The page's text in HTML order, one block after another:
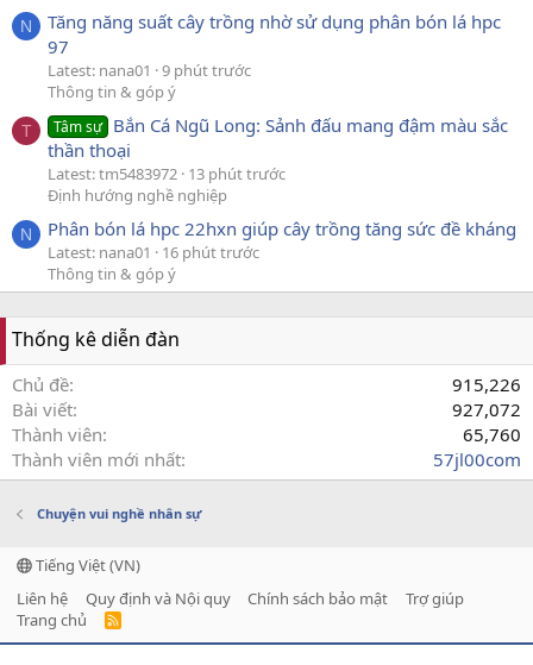
N
Tăng năng suất cây trồng nhờ sử dụng phân bón lá hpc
97
Latest: nana01
9 phút trước
Thông tin & góp ý
T Tâm sự Bắn Cá Ngũ Long: Sảnh đấu mang đậm màu sắc
thần thoại
Latest: tm5483972 13 phút trước
Định hướng nghề nghiệp
N Phân bón lá hpc 22hxn giúp cây trồng tăng sức đề kháng
Latest: nana01
16 phút trước
Thông tin & góp ý
Thống kê diễn đàn
Chủ đề
915,226
Bài viết
927,072
Thành viên
65,760
Thành viên mới nhất
57jl00com
Chuyện vui nghề nhân sự
Tiếng Việt (VN)
Liên hệ
Quy định và Nội quy Chính sách bảo mật
Trợ giúp
Trang chủ
R